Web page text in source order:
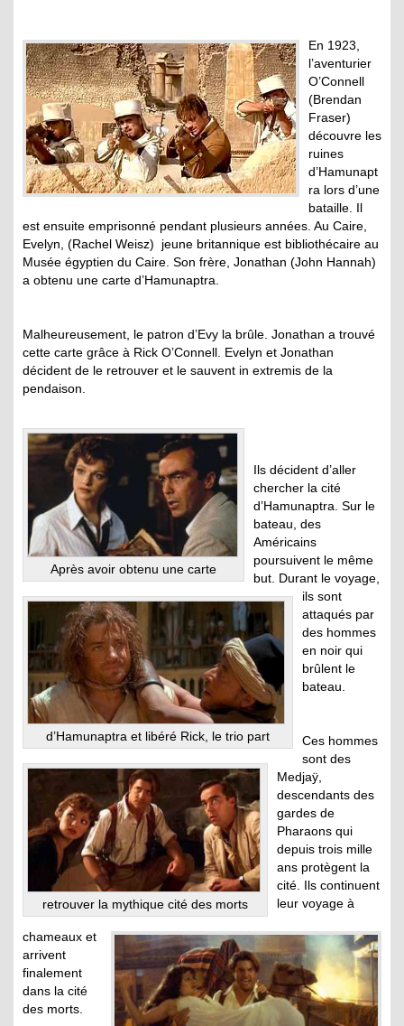
En 1923,
l’aventurier
O’Connell
(Brendan
Fraser)
découvre les
ruines
d’Hamunapt
ra lors d’une
bataille. Il
est ensuite emprisonné pendant plusieurs années. Au Caire,
Evelyn, (Rachel Weisz) jeune britannique est bibliothécaire au
Musée égyptien du Caire. Son frère, Jonathan (John Hannah)
a obtenu une carte d’Hamunaptra.
Malheureusement, le patron d’Evy la brûle. Jonathan a trouvé
cette carte grâce à Rick O’Connell. Evelyn et Jonathan
décident de le retrouver et le sauvent in extremis de la
pendaison.
Après avoir obtenu une carte
d’Hamunaptra et libéré Rick, le trio part
retrouver la mythique cité des morts
Ils décident d’aller
chercher la cité
d’Hamunaptra. Sur le
bateau, des
Américains
poursuivent le même
but. Durant le voyage,
ils sont
attaqués par
des hommes
en noir qui
brûlent le
bateau.
Ces hommes
sont des
Medjaÿ,
descendants des
gardes de
Pharaons qui
depuis trois mille
ans protègent la
cité. Ils continuent
leur voyage à
chameaux et
arrivent
finalement
dans la cité
des morts.